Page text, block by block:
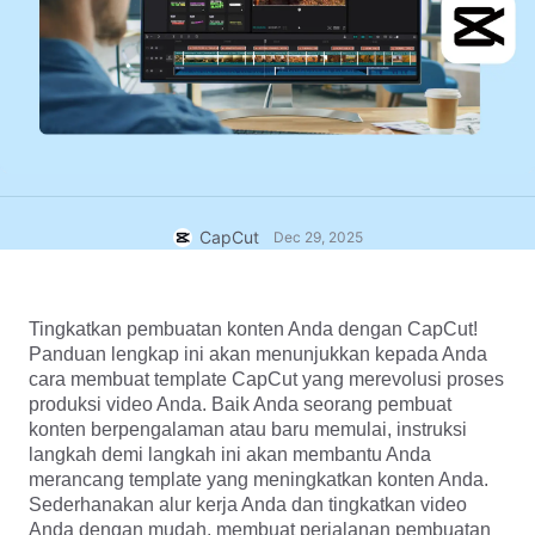
Teks & Audio
Keterangan otomatis
Suara khusus
Sempurnakan suara
Kurangi noise
Gambar
Pemasaran
Gaya hidup & Vlog
Desain kustom
Panduan cara
Tren Pasar
Pilihan Teratas
Tren & tip template
Lainnya
Template industri
Pusat Kepercayaan
Pusat Bantuan
Tentang Ketentuan Layanan CapCut
Buka CapCut
CapCut Dec 29, 2025
Tingkatkan pembuatan konten Anda dengan CapCut!
Panduan lengkap ini akan menunjukkan kepada Anda
cara membuat template CapCut yang merevolusi proses
produksi video Anda. Baik Anda seorang pembuat
konten berpengalaman atau baru memulai, instruksi
langkah demi langkah ini akan membantu Anda
merancang template yang meningkatkan konten Anda.
Sederhanakan alur kerja Anda dan tingkatkan video
Anda dengan mudah, membuat perjalanan pembuatan